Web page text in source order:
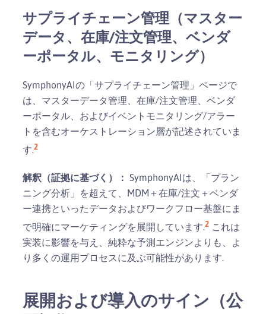
サプライチェーン管理（マスター
データ、在庫/注文管理、ベンダ
ーポータル、モニタリング）
SymphonyAIの「サプライチェーン管理」ページで
は、マスターデータ管理、在庫/注文管理、ベンダ
ーポータル、およびイベントモニタリング/アラー
トを含むオーケストレーション層が記述されていま
す.2
解釈（証拠に基づく）： SymphonyAIは、「プラン
ニング分析」を超えて、MDM＋在庫/注文＋ベンダ
ー連携といったデータおよびワークフロー基盤にま
で明確にマーケティングを展開しています.2 これは
実装に影響を与え、純粋な予測エンジンよりも、よ
り多くの運用プロセスに及ぶ可能性があります.
展開および導入のサイン（公